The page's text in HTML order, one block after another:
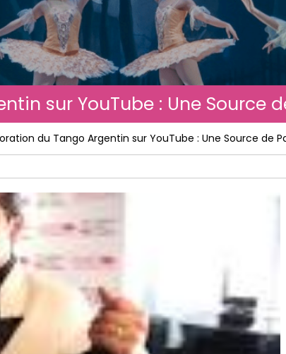
sur YouTube : Une Source
du Tango Argentin sur YouTube : Une Source de